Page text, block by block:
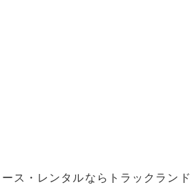
ス・レンタルならトラックランド